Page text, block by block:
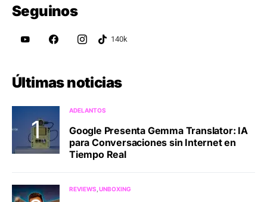
Seguinos
Últimas noticias
ADELANTOS
Google Presenta Gemma Translator: IA
para Conversaciones sin Internet en
Tiempo Real
REVIEWS UNBOXING